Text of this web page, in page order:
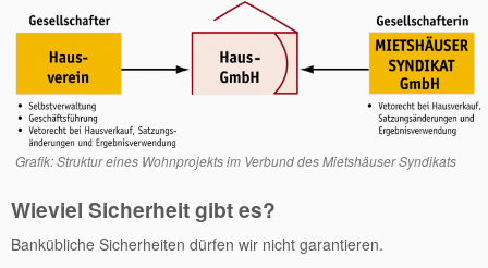
Grafik: Struktur eines Wohnprojekts im Verbund des Mietshäuser Syndikats
Wieviel Sicherheit gibt es?
Bankübliche Sicherheiten dürfen wir nicht garantieren.